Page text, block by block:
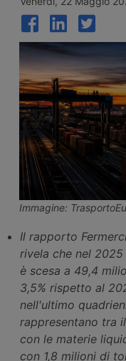
Immagine:
Il rapporto
rivela che nel
è scesa a 49,4
3,5% rispetto al
nell'ultimo
rappresentano tra
con le materie
con 1,8 milioni di